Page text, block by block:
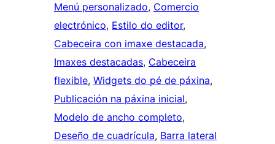
Menú personalizado, Comercio
electrónico, Estilo do editor
Cabeceira con imaxe destacada
Imaxes destacadas, Cabeceira
flexible, Widgets do pé de páxina
Publicación na páxina inicial
Modelo de ancho completo
Deseño de cuadrícula, Barra lateral